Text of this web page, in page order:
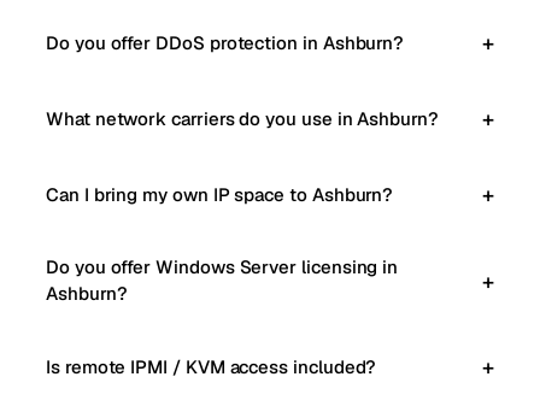
Do you offer DDoS protection in Ashburn?
What network carriers do you use in Ashburn?
Can I bring my own IP space to Ashburn?
Do you offer Windows Server licensing in
Ashburn?
Is remote IPMI / KVM access included?